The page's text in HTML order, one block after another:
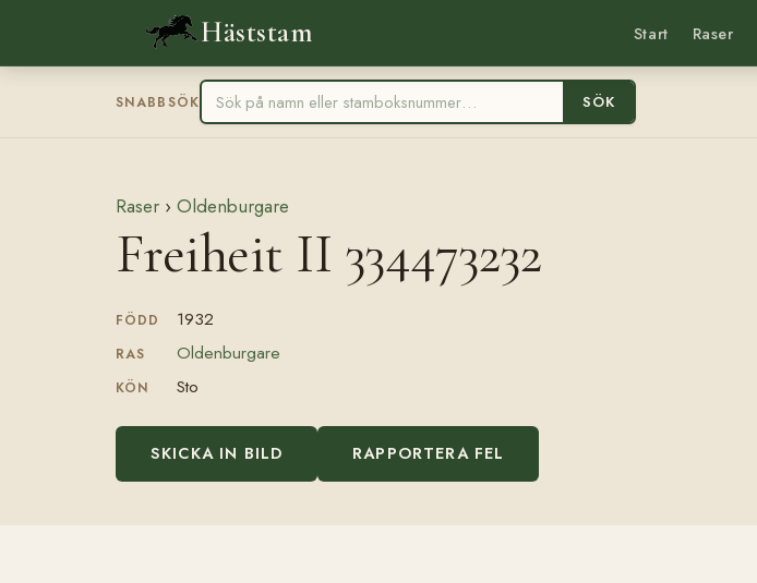
Häststam Start Raser
SNABBSÖK SÖK
Raser › Oldenburgare
Freiheit II 334473232
FÖDD 1932
RAS Oldenburgare
KÖN Sto
SKICKA IN BILD RAPPORTERA FEL